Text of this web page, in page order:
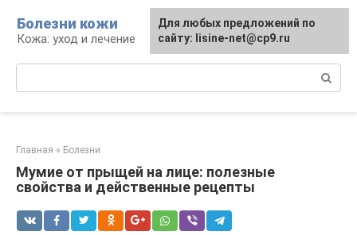
контенту
Болезни кожи
Кожа: уход и лечение
Главная » Болезни
Мумие от прыщей на лице: полезные
свойства и действенные рецепты
Для любых предложений по
сайту: lisine-net@cp9.ru